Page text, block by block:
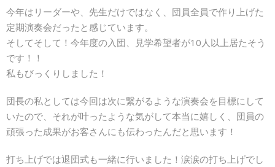
今年はリーダーや、先生だけではなく、団員全員で作り上げた
定期演奏会だったと感じています。
そしてそして！今年度の入団、見学希望者が10人以上居たそう
です！！
私もびっくりしました！
団長の私としては今回は次に繋がるような演奏会を目標にして
いたので、それが叶ったような気がして本当に嬉しく、団員の
頑張った成果がお客さんにも伝わったんだと思います！
打ち上げでは退団式も一緒に行いました！涙涙の打ち上げでし